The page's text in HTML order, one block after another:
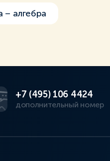
– алгебра
+7 (495) 106 4424
дополнительный номер